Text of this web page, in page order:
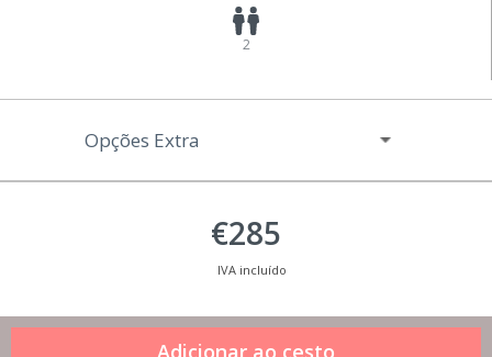
2
Opções Extra
€285
IVA incluído